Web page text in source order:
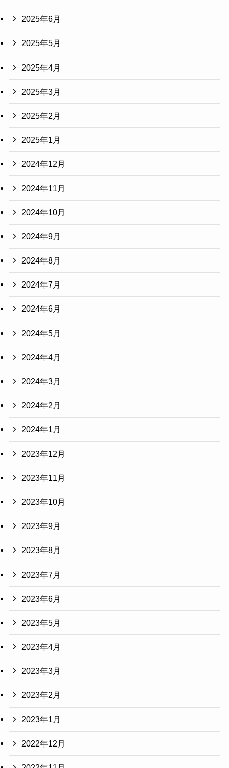
2025年6月
2025年5月
2025年4月
2025年3月
2025年2月
2025年1月
2024年12月
2024年11月
2024年10月
2024年9月
2024年8月
2024年7月
2024年6月
2024年5月
2024年4月
2024年3月
2024年2月
2024年1月
2023年12月
2023年11月
2023年10月
2023年9月
2023年8月
2023年7月
2023年6月
2023年5月
2023年4月
2023年3月
2023年2月
2023年1月
2022年12月